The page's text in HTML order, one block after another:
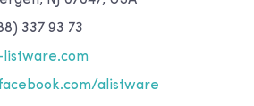
337 93 73
listware.com
alistware